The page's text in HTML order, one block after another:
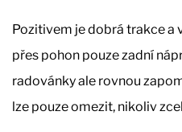
Pozitivem je dobrá trakce a
přes pohon pouze zadní
radovánky ale rovnou
lze pouze omezit, nikoliv